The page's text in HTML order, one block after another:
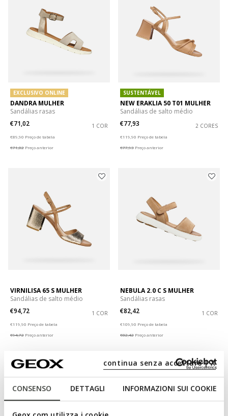
CONSENSO DETTAGLI INFORMAZIONI SUI COOKIE
continua senza accettare | X
EXCLUSIVO ONLINE
DANDRA MULHER
Sandálias rasas
€71,02
1 COR
€89,90 Preço de tabela
€71,02 Preço anterior
SUSTENTÁVEL
NEW ERAKLIA 50 T01 MULHER
Sandálias de salto médio
€77,93
2 CORES
€119,90 Preço de tabela
€77,93 Preço anterior
VIRNILISA 65 S MULHER
Sandálias de salto médio
€94,72
1 COR
€119,90 Preço de tabela
€94,72 Preço anterior
NEBULA 2.0 C S MULHER
Sandálias rasas
€82,42
1 COR
€109,90 Preço de tabela
€82,42 Preço anterior